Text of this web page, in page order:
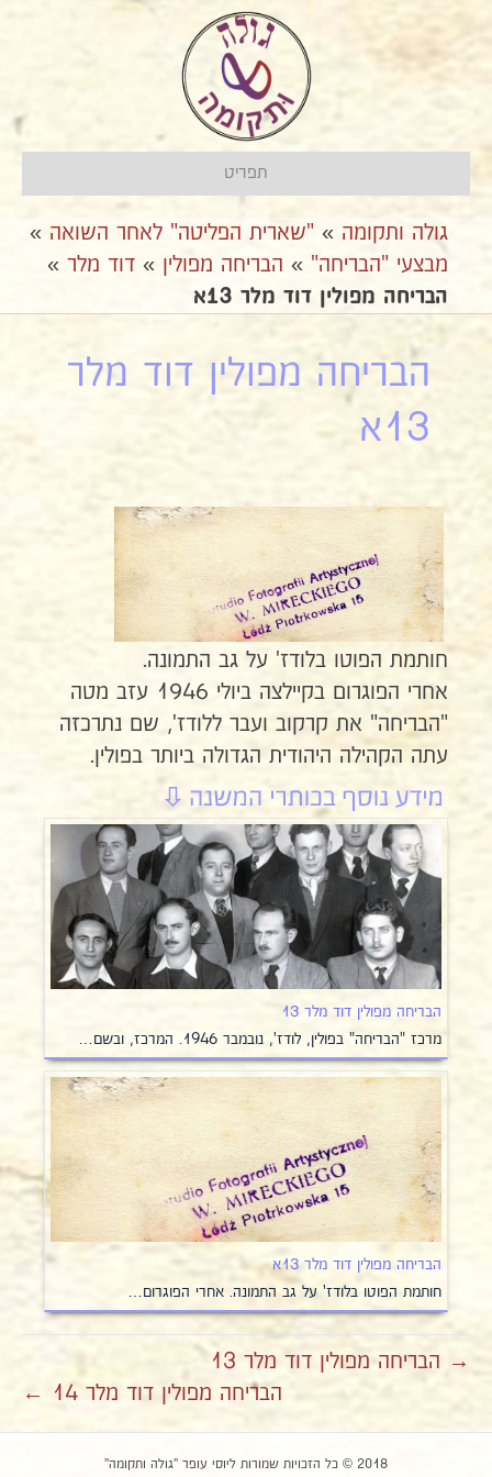
תפריט
גולה ותקומה » "שארית הפליטה" לאחר השואה »
מבצעי "הבריחה" » אהבריחה מפולין » דוד מלר »
הבריחה מפולין דוד מלר 13א
הבריחה מפולין דוד מלר
13א
חותמת הפוטו בלודז' על גב התמונה.
אחרי הפוגרום בקיילצה ביולי 1946 עזב מטה
"הבריחה" את קרקוב ועבר ללודז', שם נתרכזה
עתה הקהילה היהודית הגדולה ביותר בפולין.
הבריחה מפולין דוד מלר 13
מרכז "הבריחה" בפולין, לודז', נובמבר 1946. המרכז, ובשם…
הבריחה מפולין דוד מלר 13א
חותמת הפוטו בלודז' על גב התמונה. אחרי הפוגרום…
→ הבריחה מפולין דוד מלר 13
הבריחה מפולין דוד מלר 14 ←
2018 © כל הזכויות שמורות ליוסי עופר "גולה ותקומה"